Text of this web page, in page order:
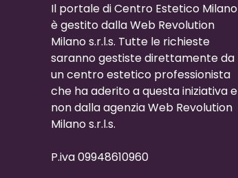
Il portale di Centro Estetico Milano
è gestito dalla Web Revolution
Milano s.r.l.s. Tutte le richieste
saranno gestiste direttamente da
un centro estetico professionista
che ha aderito a questa iniziativa e
non dalla agenzia Web Revolution
Milano s.r.l.s.
P.iva 09948610960